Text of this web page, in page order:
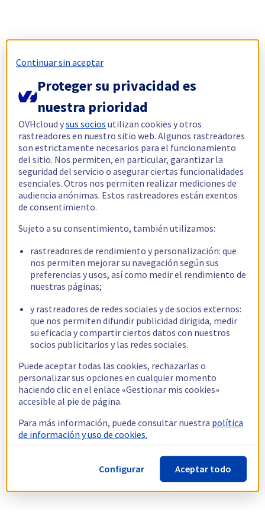
Continuar sin aceptar
Proteger su privacidad es
nuestra prioridad
OVHcloud ysus socios utilizan cookies y otros
rastreadores en nuestro sitio web. Algunos rastreadores
son estrictamente necesarios para el funcionamiento
del sitio. Nos permiten, en particular, garantizar la
seguridad del servicio o asegurar ciertas funcionalidades
esenciales. Otros nos permiten realizar mediciones de
audiencia anónimas. Estos rastreadores están exentos
de consentimiento.
Sujeto a su consentimiento, también utilizamos:
rastreadores de rendimiento y personalización: que
nos permiten mejorar su navegación según sus
preferencias y usos, así como medir el rendimiento de
nuestras páginas;
y rastreadores de redes sociales y de socios externos:
que nos permiten difundir publicidad dirigida, medir
su eficacia y compartir ciertos datos con nuestros
socios publicitarios y las redes sociales.
Puede aceptar todas las cookies, rechazarlas o
personalizar sus opciones en cualquier momento
haciendo clic en el enlace «Gestionar mis cookies»
accesible al pie de página.
Para más información, puede consultar nuestra política
de información y uso de cookies.
Configurar Aceptar todo